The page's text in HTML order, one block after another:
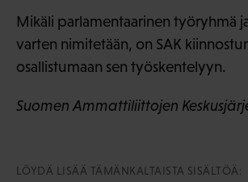
Mikäli parlamentaarinen työryhmä
varten nimitetään, on SAK
osallistumaan sen työskentelyyn.
Suomen Ammattiliittojen
LÖYDÄ LISÄÄ TÄMÄNKALTAISTA SISÄLTÖÄ: